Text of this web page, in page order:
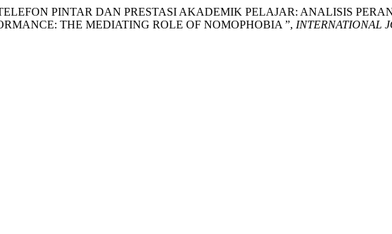
TELEFON PINTAR DAN PRESTASI AKADEMIK PELAJAR: ANALISIS
THE MEDIATING ROLE OF NOMOPHOBIA ”, INTERNATIONAL